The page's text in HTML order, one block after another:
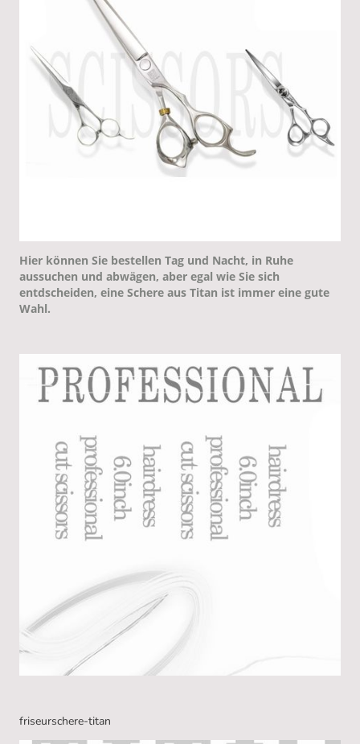
Hier können Sie bestellen Tag und Nacht, in Ruhe
aussuchen und abwägen, aber egal wie Sie sich
entdscheiden, eine Schere aus Titan ist immer eine gute
Wahl.
friseurschere-titan